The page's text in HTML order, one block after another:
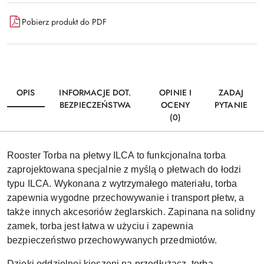
Pobierz produkt do PDF
OPIS
INFORMACJE DOT.
BEZPIECZEŃSTWA
OPINIE I
OCENY
(0)
ZADAJ
PYTANIE
Rooster Torba na płetwy ILCA to funkcjonalna torba
zaprojektowana specjalnie z myślą o płetwach do łodzi
typu ILCA. Wykonana z wytrzymałego materiału, torba
zapewnia wygodne przechowywanie i transport płetw, a
także innych akcesoriów żeglarskich. Zapinana na solidny
zamek, torba jest łatwa w użyciu i zapewnia
bezpieczeństwo przechowywanych przedmiotów.